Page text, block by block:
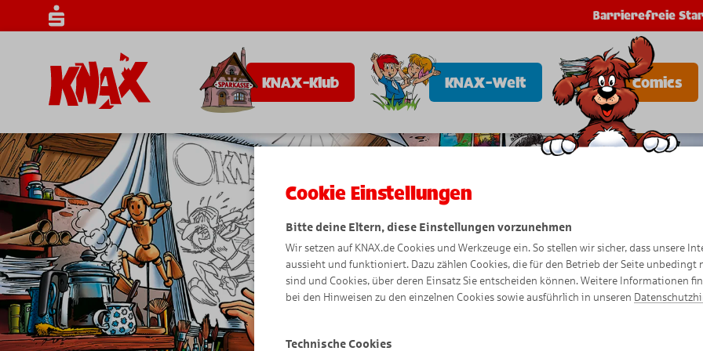
Barrierefreie
KNAX-Klub KNAX-Welt Comics
Cookie Einstellungen
Bitte deine Eltern, diese Einstellungen vorzunehmen
Wir setzen auf KNAX.de Cookies und Werkzeuge ein. So stellen wir sicher, dass unsere
aussieht und funktioniert. Dazu zählen Cookies, die für den Betrieb der Seite unbedingt
sind und Cookies, über deren Einsatz Sie entscheiden können. Weitere Informationen
bei den Hinweisen zu den einzelnen Cookies sowie ausführlich in unseren
Technische Cookies